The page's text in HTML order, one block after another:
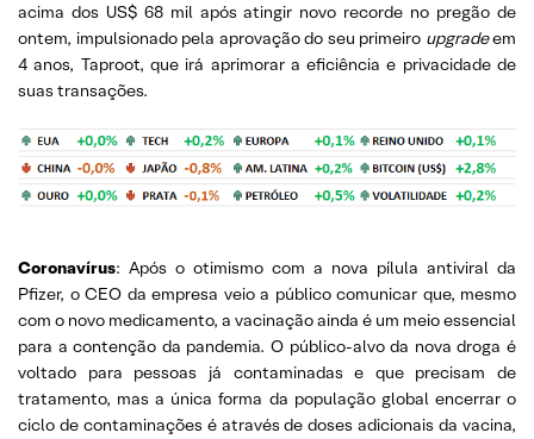
acima dos US$ 68 mil após atingir novo recorde no pregão de
ontem, impulsionado pela aprovação do seu primeiro upgradeem
4 anos, Taproot, que irá aprimorar a eficiência e privacidade de
suas transações.
Coronavírus: Após o otimismo com a nova pílula antiviral da
Pfizer, o CEO da empresa veio a público comunicar que, mesmo
com o novo medicamento, a vacinação ainda é um meio essencial
para a contenção da pandemia. O público-alvo da nova droga é
voltado para pessoas já contaminadas e que precisam de
tratamento, mas a única forma da população global encerrar o
ciclo de contaminações é através de doses adicionais da vacina,